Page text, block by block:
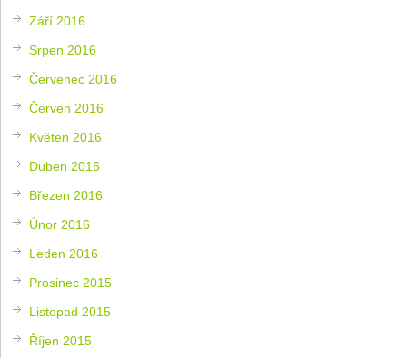
Září 2016
Srpen 2016
Červenec 2016
Červen 2016
Květen 2016
Duben 2016
Březen 2016
Únor 2016
Leden 2016
Prosinec 2015
Listopad 2015
Říjen 2015